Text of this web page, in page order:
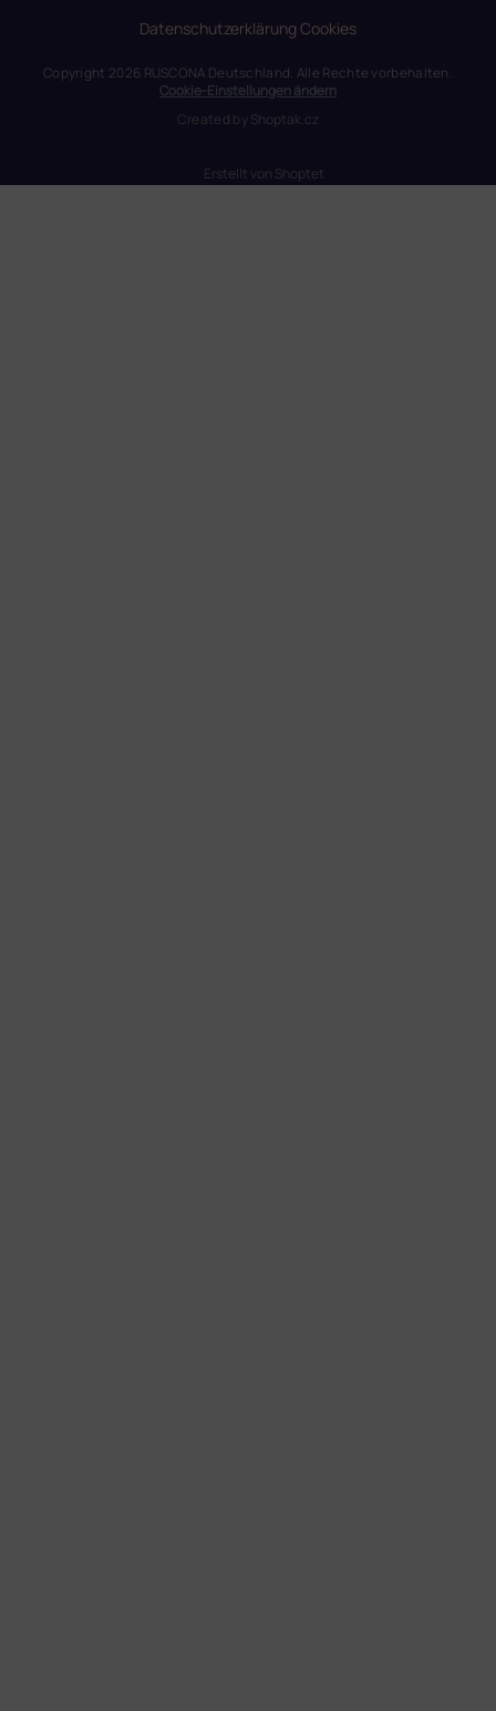
DatenschutzerklärungCookies
Erstellt von Shoptet
Copyright 2026 RUSCONA Deutschland. Alle Rechte vorbehalten.
Cookie-Einstellungen ändern
Created byShoptak.cz